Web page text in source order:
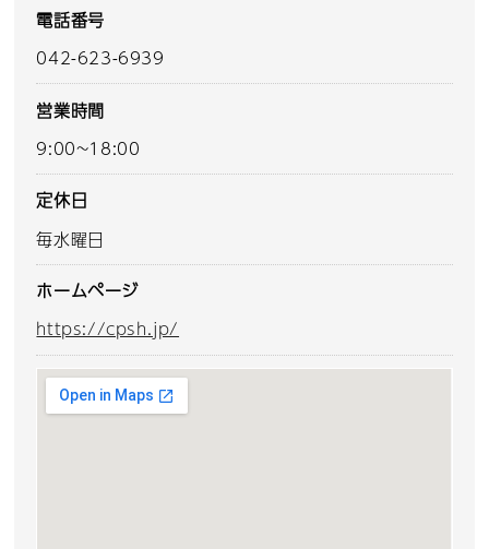
電話番号
042-623-6939
営業時間
9:00~18:00
定休日
毎水曜日
ホームページ
https://cpsh.jp/